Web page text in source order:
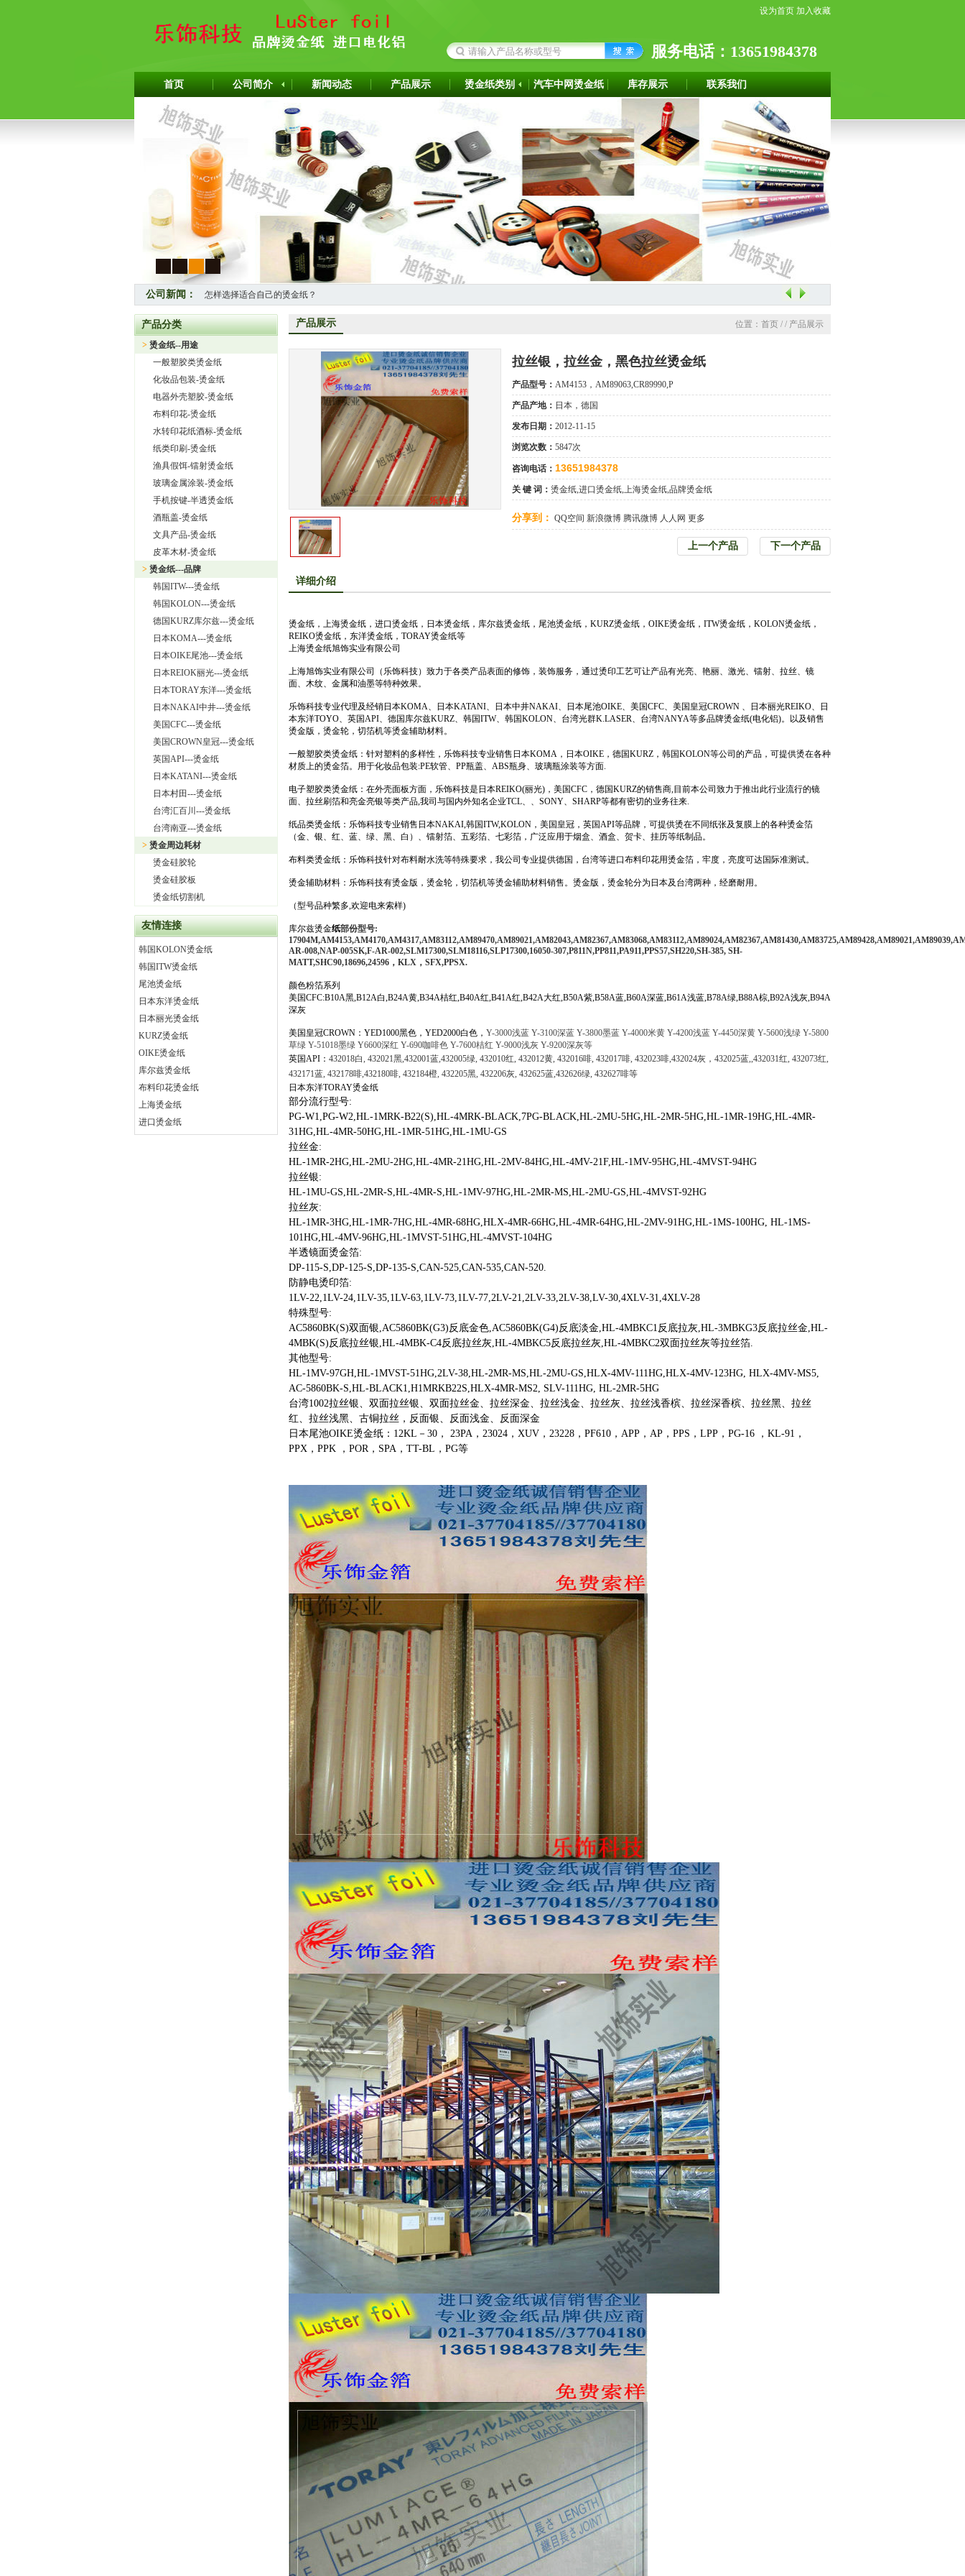
设为首页 加入收藏
服务电话：13651984378
首页 公司简介 新闻动态 产品展示 烫金纸类别 汽车中网烫金纸 库存展示 联系我们
4
公司新闻：
怎样选择适合自己的烫金纸？
热烈祝贺上海旭饰实业有限公司成为韩国ITW烫金纸华东区代理商
上海旭饰实业有限公司—日本东洋烫金纸TORAY烫金纸华东区总代理
热烈祝贺上海旭饰实业有限公司成为德国库尔兹烫金纸一级代理商
热烈祝贺旭饰实业成为日本OIKE烫金纸尾池烫金纸华东区总代理商
上海旭饰实业有限公司——进口烫金纸专业供应商
怎样选择进口烫金纸
上海旭饰实业有限公司 专业供应汽车中网烫金纸，汽车格栅烫金纸，汽车专用格式烫金纸
产品分类
> 烫金纸--用途
一般塑胶类烫金纸
化妆品包装-烫金纸
电器外壳塑胶-烫金纸
布料印花-烫金纸
水转印花纸酒标-烫金纸
纸类印刷-烫金纸
渔具假饵-镭射烫金纸
玻璃金属涂装-烫金纸
手机按键-半透烫金纸
酒瓶盖-烫金纸
文具产品-烫金纸
皮革木材-烫金纸
> 烫金纸---品牌
韩国ITW---烫金纸
韩国KOLON---烫金纸
德国KURZ库尔兹---烫金纸
日本KOMA---烫金纸
日本OIKE尾池---烫金纸
日本REIOK丽光---烫金纸
日本TORAY东洋---烫金纸
日本NAKAI中井---烫金纸
美国CFC---烫金纸
美国CROWN皇冠---烫金纸
英国API---烫金纸
日本KATANI---烫金纸
日本村田---烫金纸
台湾汇百川---烫金纸
台湾南亚---烫金纸
> 烫金周边耗材
烫金硅胶轮
烫金硅胶板
烫金纸切割机
友情连接
韩国KOLON烫金纸
韩国ITW烫金纸
尾池烫金纸
日本东洋烫金纸
日本丽光烫金纸
KURZ烫金纸
OIKE烫金纸
库尔兹烫金纸
布料印花烫金纸
上海烫金纸
进口烫金纸
产品展示 位置：首页 / / 产品展示
拉丝银，拉丝金，黑色拉丝烫金纸
产品型号： AM4153，AM89063,CR89990,P
产品产地： 日本，德国
发布日期： 2012-11-15
浏览次数： 5847次
咨询电话： 13651984378
关 键 词： 烫金纸,进口烫金纸,上海烫金纸,品牌烫金纸
分享到： QQ空间 新浪微博 腾讯微博 人人网 更多
下一个产品
上一个产品
详细介绍
烫金纸，上海烫金纸，进口烫金纸，日本烫金纸，库尔兹烫金纸，尾池烫金纸，KURZ烫金纸，OIKE烫金纸，ITW烫金纸，KOLON烫金纸，
REIKO烫金纸，东洋烫金纸，TORAY烫金纸等
上海烫金纸旭饰实业有限公司
上海旭饰实业有限公司（乐饰科技）致力于各类产品表面的修饰，装饰服务，通过烫印工艺可让产品有光亮、艳丽、激光、镭射、拉丝、镜
面、木纹、金属和油墨等特种效果。
乐饰科技专业代理及经销日本KOMA、日本KATANI、日本中井NAKAI、日本尾池OIKE、美国CFC、美国皇冠CROWN 、日本丽光REIKO、日
本东洋TOYO、英国API、德国库尔兹KURZ、韩国ITW、韩国KOLON、台湾光群K.LASER、台湾NANYA等多品牌烫金纸(电化铝)。以及销售
烫金版，烫金轮，切箔机等烫金辅助材料。
一般塑胶类烫金纸：针对塑料的多样性，乐饰科技专业销售日本KOMA，日本OIKE，德国KURZ，韩国KOLON等公司的产品，可提供烫在各种
材质上的烫金箔。用于化妆品包装:PE软管、PP瓶盖、ABS瓶身、玻璃瓶涂装等方面.
电子塑胶类烫金纸：在外壳面板方面，乐饰科技是日本REIKO(丽光)，美国CFC，德国KURZ的销售商,目前本公司致力于推出此行业流行的镜
面、拉丝刷箔和亮金亮银等类产品,我司与国内外知名企业TCL、、SONY、SHARP等都有密切的业务往来.
纸品类烫金纸：乐饰科技专业销售日本NAKAI,韩国ITW,KOLON，美国皇冠，英国API等品牌，可提供烫在不同纸张及复膜上的各种烫金箔
（金、银、红、蓝、绿、黑、白）、镭射箔、五彩箔、七彩箔，广泛应用于烟盒、酒盒、贺卡、挂历等纸制品。
布料类烫金纸：乐饰科技针对布料耐水洗等特殊要求，我公司专业提供德国，台湾等进口布料印花用烫金箔，牢度，亮度可达国际准测试。
烫金辅助材料：乐饰科技有烫金版，烫金轮，切箔机等烫金辅助材料销售。烫金版，烫金轮分为日本及台湾两种，经磨耐用。
（型号品种繁多,欢迎电来索样)
库尔兹烫金纸部份型号:
AR-008,NAP-005SK,F-AR-002,SLM17300,SLM18116,SLP17300,16050-307,P811N,PP811,PA911,PPS57,SH220,SH-385, SH-
MATT,SHC90,18696,24596，KLX，SFX,PPSX.
颜色粉箔系列
美国CFC:B10A黑,B12A白,B24A黄,B34A桔红,B40A红,B41A红,B42A大红,B50A紫,B58A蓝,B60A深蓝,B61A浅蓝,B78A绿,B88A棕,B92A浅灰,B94A
深灰
美国皇冠CROWN：YED1000黑色，YED2000白色， Y-3000浅蓝 Y-3100深蓝 Y-3800墨蓝 Y-4000米黄 Y-4200浅蓝 Y-4450深黄 Y-5600浅绿 Y-5800
草绿 Y-51018墨绿 Y6600深红 Y-690咖啡色 Y-7600桔红 Y-9000浅灰 Y-9200深灰等
英国API： 432018白, 432021黑,432001蓝,432005绿, 432010红, 432012黄, 432016啡, 432017啡, 432023啡,432024灰，432025蓝,,432031红, 432073红,
432171蓝, 432178啡,432180啡, 432184橙, 432205黑, 432206灰, 432625蓝,432626绿, 432627啡等
日本东洋TORAY烫金纸
部分流行型号:
PG-W1,PG-W2,HL-1MRK-B22(S),HL-4MRK-BLACK,7PG-BLACK,HL-2MU-5HG,HL-2MR-5HG,HL-1MR-19HG,HL-4MR-
31HG,HL-4MR-50HG,HL-1MR-51HG,HL-1MU-GS
拉丝金:
HL-1MR-2HG,HL-2MU-2HG,HL-4MR-21HG,HL-2MV-84HG,HL-4MV-21F,HL-1MV-95HG,HL-4MVST-94HG
拉丝银:
HL-1MU-GS,HL-2MR-S,HL-4MR-S,HL-1MV-97HG,HL-2MR-MS,HL-2MU-GS,HL-4MVST-92HG
拉丝灰:
HL-1MR-3HG,HL-1MR-7HG,HL-4MR-68HG,HLX-4MR-66HG,HL-4MR-64HG,HL-2MV-91HG,HL-1MS-100HG, HL-1MS-
101HG,HL-4MV-96HG,HL-1MVST-51HG,HL-4MVST-104HG
半透镜面烫金箔:
DP-115-S,DP-125-S,DP-135-S,CAN-525,CAN-535,CAN-520.
防静电烫印箔:
1LV-22,1LV-24,1LV-35,1LV-63,1LV-73,1LV-77,2LV-21,2LV-33,2LV-38,LV-30,4XLV-31,4XLV-28
特殊型号:
AC5860BK(S)双面银,AC5860BK(G3)反底金色,AC5860BK(G4)反底淡金,HL-4MBKC1反底拉灰,HL-3MBKG3反底拉丝金,HL-
4MBK(S)反底拉丝银,HL-4MBK-C4反底拉丝灰,HL-4MBKC5反底拉丝灰,HL-4MBKC2双面拉丝灰等拉丝箔.
其他型号:
HL-1MV-97GH,HL-1MVST-51HG,2LV-38,HL-2MR-MS,HL-2MU-GS,HLX-4MV-111HG,HLX-4MV-123HG, HLX-4MV-MS5,
AC-5860BK-S,HL-BLACK1,H1MRKB22S,HLX-4MR-MS2, SLV-111HG, HL-2MR-5HG
台湾1002拉丝银、双面拉丝银、双面拉丝金、拉丝深金、拉丝浅金、拉丝灰、拉丝浅香槟、拉丝深香槟、拉丝黑、拉丝
红、拉丝浅黑、古铜拉丝，反面银、反面浅金、反面深金
日本尾池OIKE烫金纸：12KL－30， 23PA，23024，XUV，23228，PF610，APP，AP，PPS，LPP，PG-16 ，KL-91，
PPX，PPK ，POR，SPA，TT-BL，PG等